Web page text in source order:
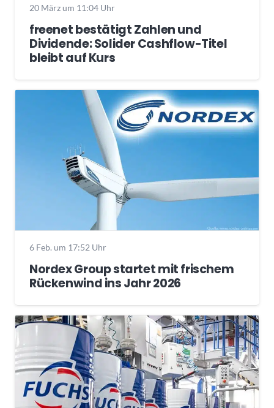
20 März um 11:04 Uhr
freenet bestätigt Zahlen und
Dividende: Solider Cashflow-Titel
bleibt auf Kurs
6 Feb. um 17:52 Uhr
Nordex Group startet mit frischem
Rückenwind ins Jahr 2026